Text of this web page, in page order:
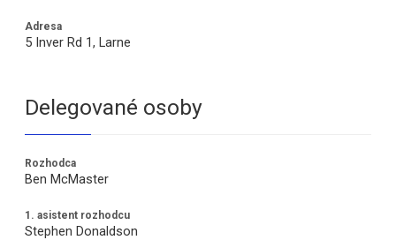
Adresa
5 Inver Rd 1, Larne
Delegované osoby
Rozhodca
Ben McMaster
1. asistent rozhodcu
Stephen Donaldson